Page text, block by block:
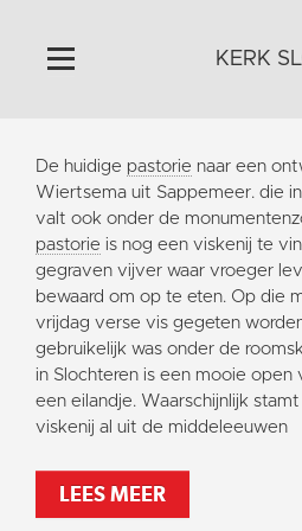
Home
Algemeen
Historie
Omgeving
Activiteiten
Steun ons
Contact
Vaktaal
KERK
De huidige pastorie naar een
Wiertsema uit Sappemeer. die
valt ook onder de
pastorie is nog een viskenij te
gegraven vijver waar vroeger
bewaard om op te eten. Op die
vrijdag verse vis gegeten
gebruikelijk was onder de
in Slochteren is een mooie
een eilandje. Waarschijnlijk
viskenij al uit de middeleeuwen
LEES MEER